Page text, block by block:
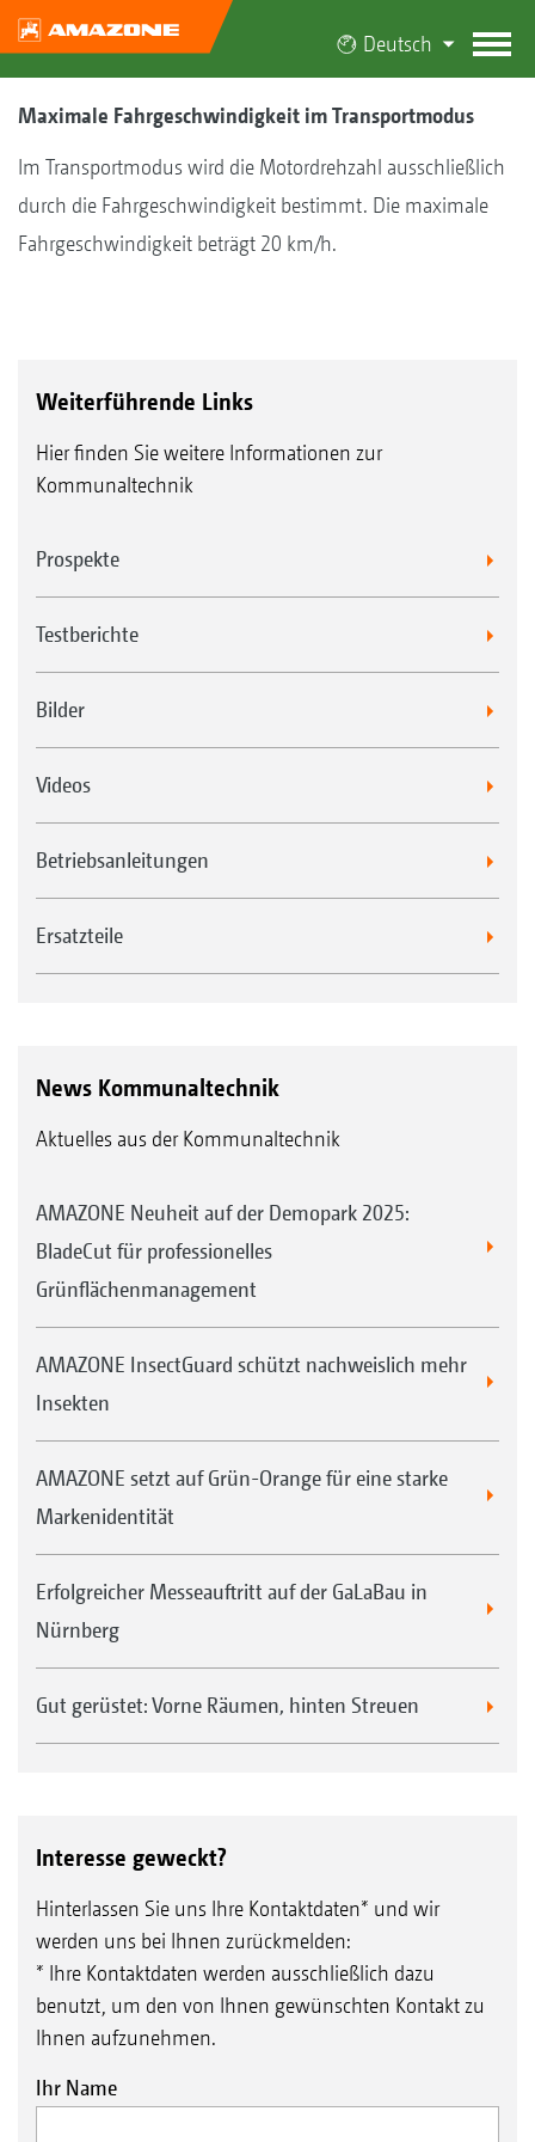
Deutsch
Maximale Fahrgeschwindigkeit im Transportmodus
Im Transportmodus wird die Motordrehzahl ausschließlich
durch die Fahrgeschwindigkeit bestimmt. Die maximale
Fahrgeschwindigkeit beträgt 20 km/h.
Weiterführende Links
Hier finden Sie weitere Informationen zur
Kommunaltechnik
Prospekte
Testberichte
Bilder
Videos
Betriebsanleitungen
Ersatzteile
News Kommunaltechnik
Aktuelles aus der Kommunaltechnik
AMAZONE Neuheit auf der Demopark 2025:
BladeCut für professionelles
Grünflächenmanagement
AMAZONE InsectGuard schützt nachweislich mehr
Insekten
AMAZONE setzt auf Grün-Orange für eine starke
Markenidentität
Erfolgreicher Messeauftritt auf der GaLaBau in
Nürnberg
Gut gerüstet: Vorne Räumen, hinten Streuen
Interesse geweckt?
Hinterlassen Sie uns Ihre Kontaktdaten* und wir
werden uns bei Ihnen zurückmelden:
* Ihre Kontaktdaten werden ausschließlich dazu
benutzt, um den von Ihnen gewünschten Kontakt zu
Ihnen aufzunehmen.
Ihr Name